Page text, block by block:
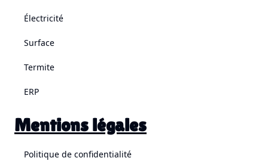
Électricité
Surface
Termite
ERP
Mentions légales
Politique de confidentialité